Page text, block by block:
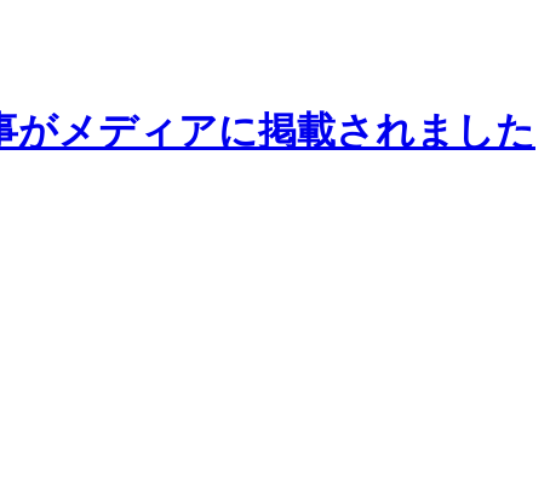
がメディアに掲載されました